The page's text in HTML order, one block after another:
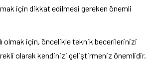
için dikkat edilmesi gereken önemli
olmak için, öncelikle teknik becerilerinizi
olarak kendinizi geliştirmeniz önemlidir.